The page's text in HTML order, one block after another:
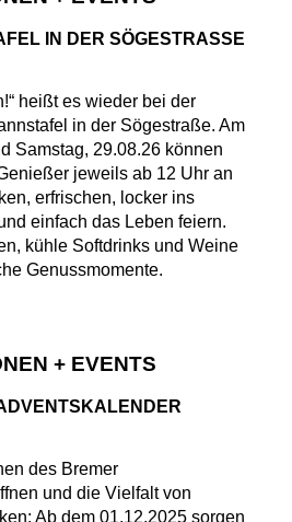
IN DER SÖGESTRASSE
heißt es wieder bei der
in der Sögestraße. Am
Samstag, 29.08.26 können
jeweils ab 12 Uhr an
erfrischen, locker ins
einfach das Leben feiern.
kühle Softdrinks und Weine
Genussmomente.
+ EVENTS
des Bremer
und die Vielfalt von
Ab dem 01.12.2025 sorgen